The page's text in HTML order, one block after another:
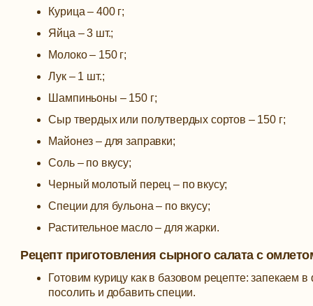
Курица – 400 г;
Яйца – 3 шт.;
Молоко – 150 г;
Лук – 1 шт.;
Шампиньоны – 150 г;
Сыр твердых или полутвердых сортов – 150 г;
Майонез – для заправки;
Соль – по вкусу;
Черный молотый перец – по вкусу;
Специи для бульона – по вкусу;
Растительное масло – для жарки.
Рецепт приготовления сырного салата с
Готовим курицу как в базовом рецепте: запекаем
посолить и добавить специи.